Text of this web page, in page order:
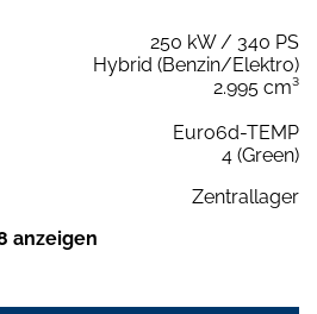
250 kW / 340 PS
Hybrid (Benzin/Elektro)
2.995 cm³
Euro6d-TEMP
4 (Green)
Zentrallager
anzeigen